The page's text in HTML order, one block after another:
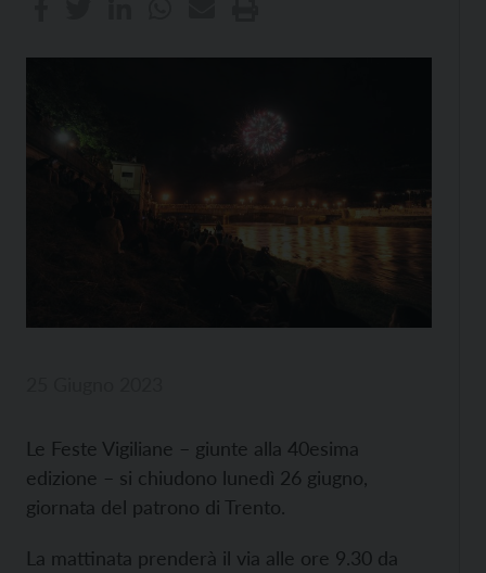
Le Feste Vigiliane – giunte alla 40esima
edizione – si chiudono lunedì 26 giugno,
giornata del patrono di Trento.
La mattinata prenderà il via alle ore 9.30 da